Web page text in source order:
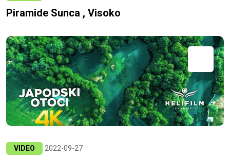
Piramide Sunca , Visoko
VIDEO 2022-09-27